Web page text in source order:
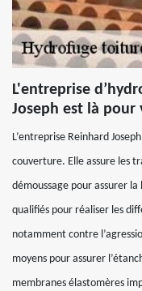
L'entreprise
Joseph est là pour
L’entreprise Reinhard
couverture. Elle assure les
démoussage pour assurer
qualifiés pour réaliser les
notamment contre
moyens pour assurer
membranes élastomères